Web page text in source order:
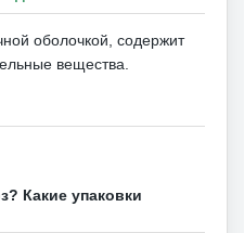
оболочкой, содержит
вещества.
Какие упаковки